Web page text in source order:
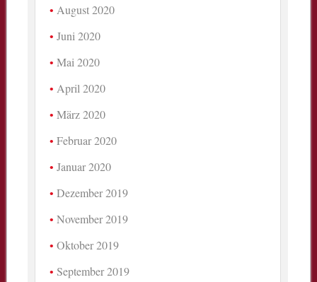
August 2020
Juni 2020
Mai 2020
April 2020
März 2020
Februar 2020
Januar 2020
Dezember 2019
November 2019
Oktober 2019
September 2019